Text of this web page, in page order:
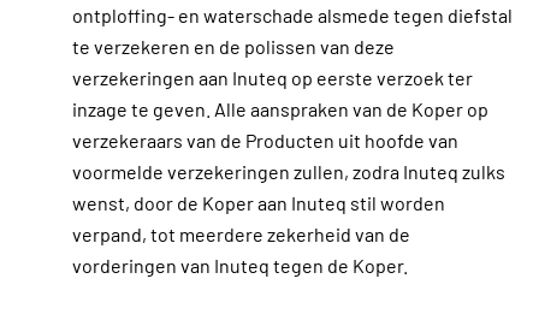
ontploffing- en waterschade alsmede tegen diefstal
te verzekeren en de polissen van deze
verzekeringen aan Inuteq op eerste verzoek ter
inzage te geven. Alle aanspraken van de Koper op
verzekeraars van de Producten uit hoofde van
voormelde verzekeringen zullen, zodra Inuteq zulks
wenst, door de Koper aan Inuteq stil worden
verpand, tot meerdere zekerheid van de
vorderingen van Inuteq tegen de Koper.